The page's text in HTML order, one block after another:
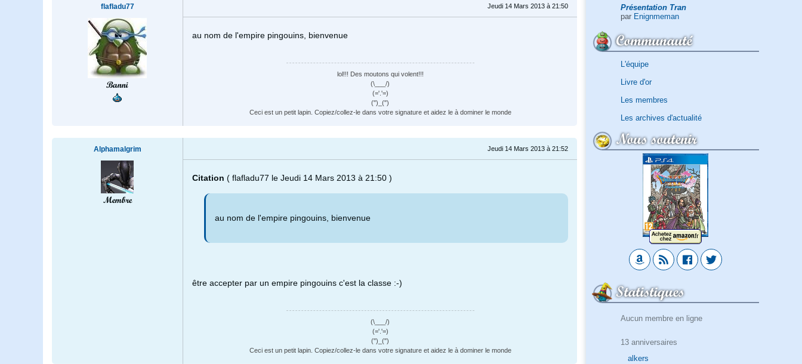
Présentation Tran
par Enignmeman
Communauté
L'équipe
Livre d'or
Les membres
Les archives d'actualité
Nous soutenir
Statistiques
Aucun membre en ligne
13 anniversaires
alkers
flafladu77
Banni
Jeudi 14 Mars 2013 à 21:50
au nom de l'empire pingouins, bienvenue
lol!!! Des moutons qui volent!!!
(\___/)
(='.'=)
(")_(")
Ceci est un petit lapin. Copiez/collez-le dans votre signature et aidez le à dominer le monde
Alphamalgrim
Membre
Jeudi 14 Mars 2013 à 21:52
Citation ( flafladu77 le Jeudi 14 Mars 2013 à 21:50 )
au nom de l'empire pingouins, bienvenue
être accepter par un empire pingouins c'est la classe :-)
(\___/)
(='.'=)
(")_(")
Ceci est un petit lapin. Copiez/collez-le dans votre signature et aidez le à dominer le monde